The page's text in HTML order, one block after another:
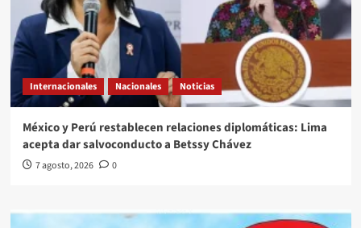
Internacionales Nacionales Noticias
México y Perú restablecen relaciones diplomáticas: Lima
acepta dar salvoconducto a Betssy Chávez
7 agosto, 2026 0